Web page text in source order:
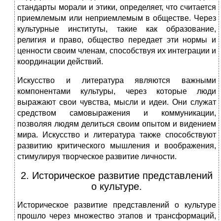
стандарты морали и этики, определяет, что считается
приемлемым или неприемлемым в обществе. Через
культурные институты, такие как образование,
религия и право, общество передает эти нормы и
ценности своим членам, способствуя их интеграции и
координации действий.
Искусство и литература являются важными
компонентами культуры, через которые люди
выражают свои чувства, мысли и идеи. Они служат
средством самовыражения и коммуникации,
позволяя людям делиться своим опытом и видением
мира. Искусство и литература также способствуют
развитию критического мышления и воображения,
стимулируя творческое развитие личности.
2. Историческое развитие представлений
о культуре.
Историческое развитие представлений о культуре
прошло через множество этапов и трансформаций,